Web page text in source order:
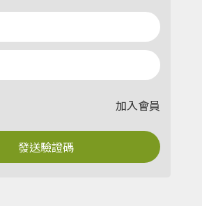
加入會員